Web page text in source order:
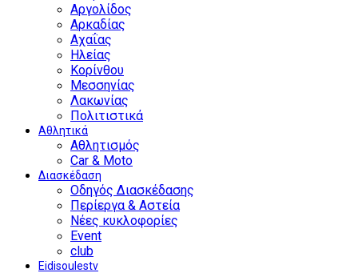
Αργολίδος
Αρκαδίας
Αχαΐας
Ηλείας
Κορίνθου
Μεσσηνίας
Λακωνίας
Πολιτιστικά
Αθλητικά
Αθλητισμός
Car & Moto
Διασκέδαση
Οδηγός Διασκέδασης
Περίεργα & Αστεία
Νέες κυκλοφορίες
Event
club
Eidisoulestv